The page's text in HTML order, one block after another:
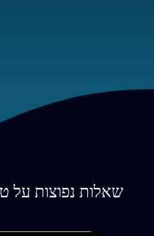
שאלות נפוצות על